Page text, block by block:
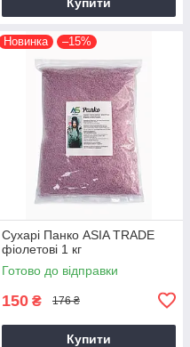
Новинка –15%
Сухарі Панко ASIA TRADE
фіолетові 1 кг
Готово до відправки
150 ₴ 176 ₴
Купити